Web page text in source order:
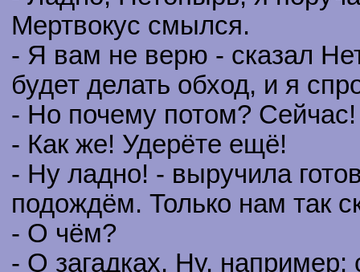
Мертвокус смылся.
- Я вам не верю - сказал
будет делать обход, и я
- Но почему потом?
- Как же! Удерёте ещё!
- Ну ладно! - выручила
подождём. Только нам так
- О чём?
- О загадках. Ну, например: